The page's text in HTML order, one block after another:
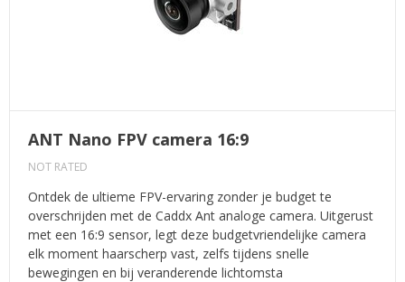
ANT Nano FPV camera 16:9
NOT RATED
Ontdek de ultieme FPV-ervaring zonder je budget te
overschrijden met de Caddx Ant analoge camera. Uitgerust
met een 16:9 sensor, legt deze budgetvriendelijke camera
elk moment haarscherp vast, zelfs tijdens snelle
bewegingen en bij veranderende lichtomsta